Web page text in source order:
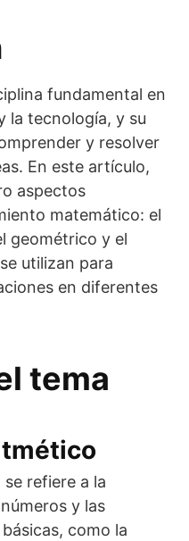
fundamental en
la tecnología, y su
y resolver
En este artículo,
aspectos
matemático: el
geométrico y el
utilizan para
en diferentes
tema
refiere a la
y las
como la